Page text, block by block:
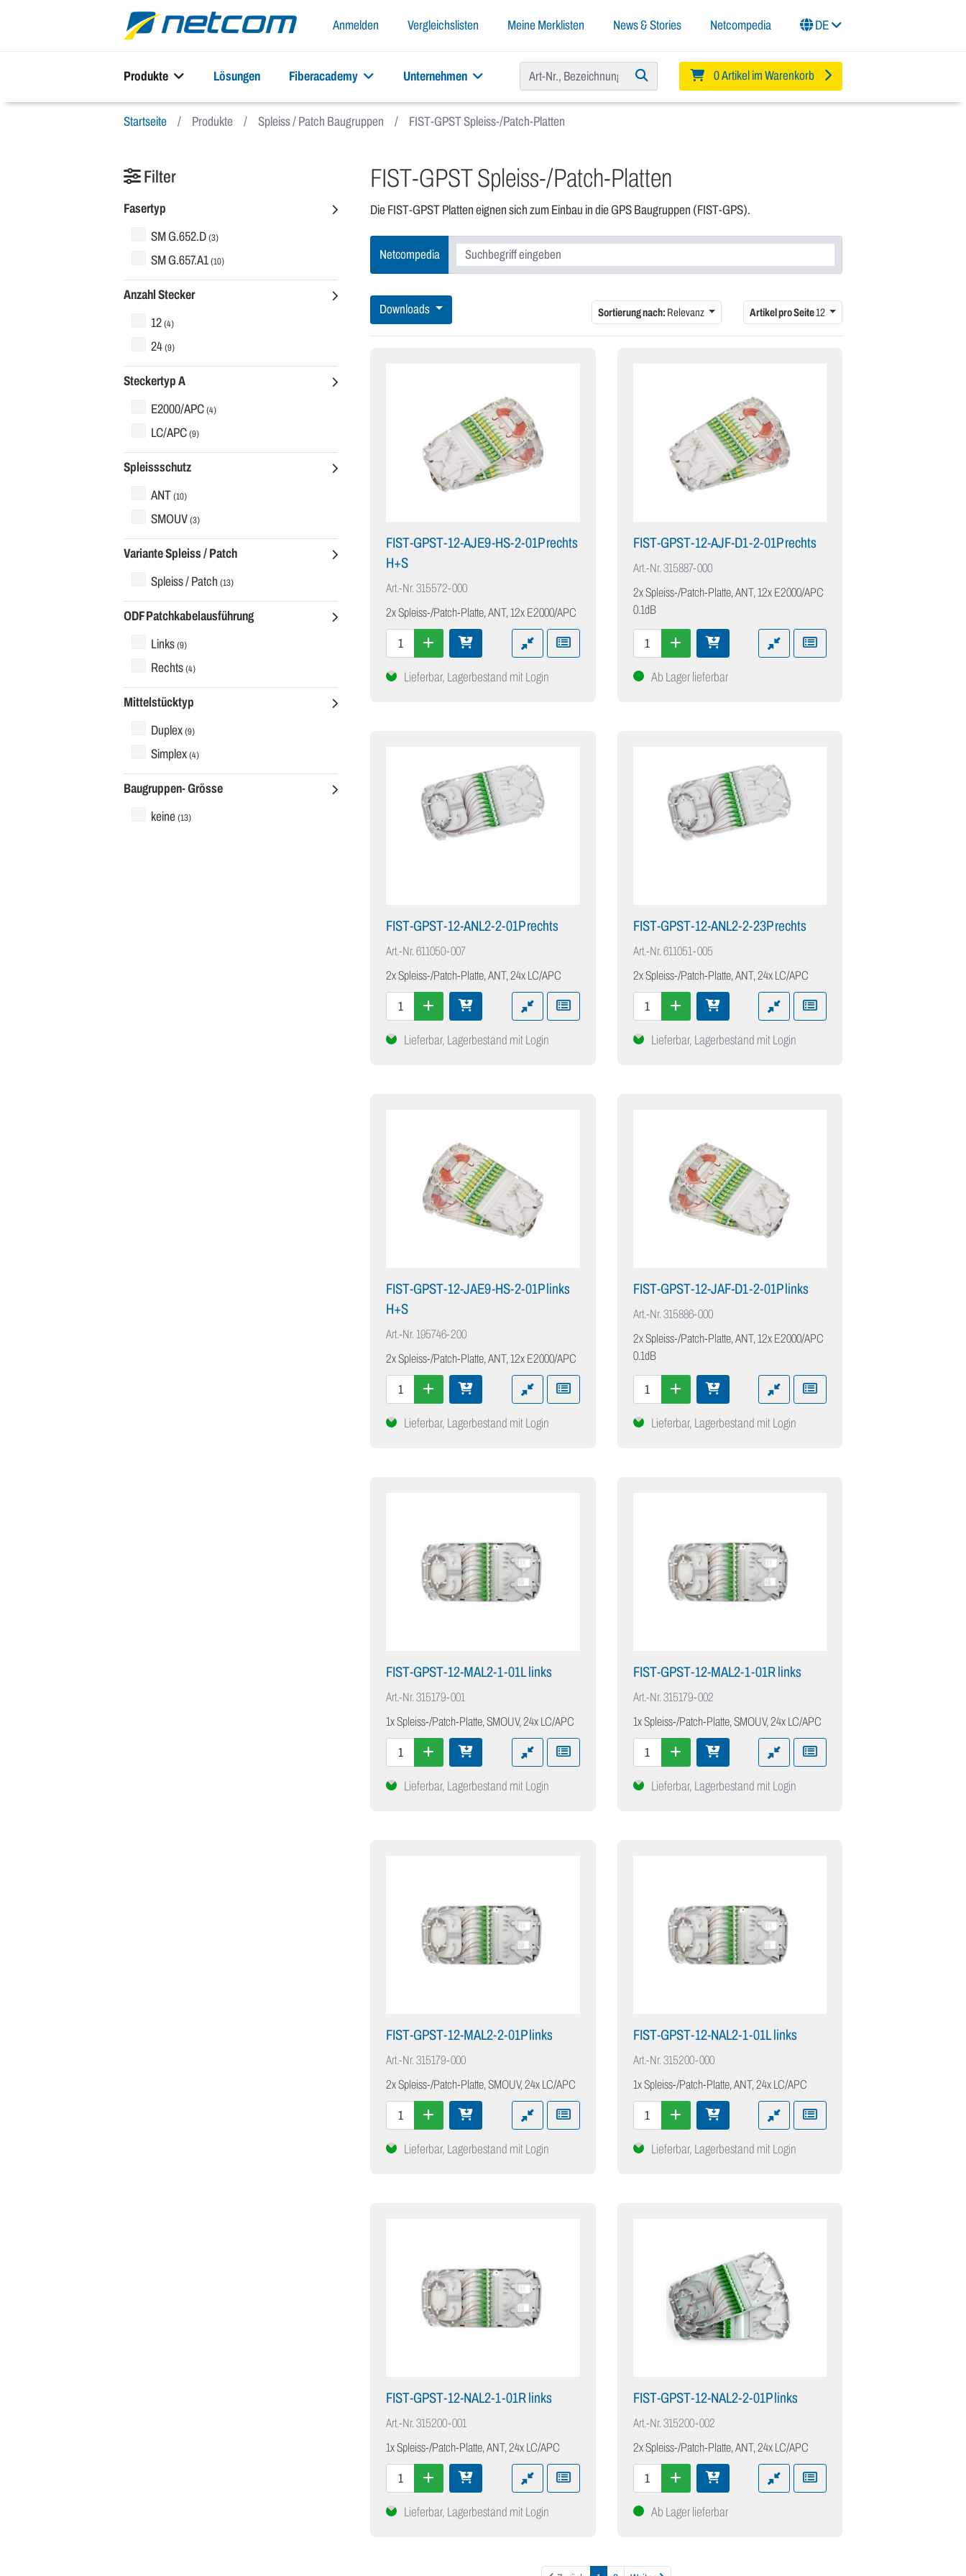
Anmelden Vergleichslisten Meine Merklisten News & Stories Netcompedia DE
Produkte Lösungen Fiberacademy Unternehmen 0 Artikel im Warenkorb
Startseite Produkte Spleiss / Patch Baugruppen FIST-GPST Spleiss-/Patch-Platten
FIST-GPST Spleiss-/Patch-Platten
Die FIST-GPST Platten eignen sich zum Einbau in die GPS Baugruppen (FIST-GPS).
Filter
Fasertyp
SM G.652.D (3)
SM G.657.A1 (10)
Anzahl Stecker
12 (4)
24 (9)
Steckertyp A
E2000/APC (4)
LC/APC (9)
Spleissschutz
ANT (10)
SMOUV (3)
Variante Spleiss / Patch
Spleiss / Patch (13)
ODF Patchkabelausführung
Links (9)
Rechts (4)
Mittelstücktyp
Duplex (9)
Simplex (4)
Baugruppen- Grösse
keine (13)
Netcompedia
Downloads Sortierung nach: Relevanz Artikel pro Seite12
FIST-GPST-12-AJE9-HS-2-01P rechts
H+S
Art.-Nr.315572-000
2x Spleiss-/Patch-Platte, ANT, 12x E2000/APC
Lieferbar, Lagerbestand mit Login
FIST-GPST-12-AJF-D1-2-01P rechts
Art.-Nr.315887-000
2x Spleiss-/Patch-Platte, ANT, 12x E2000/APC
0.1dB
Ab Lager lieferbar
FIST-GPST-12-ANL2-2-01P rechts
Art.-Nr.611050-007
2x Spleiss-/Patch-Platte, ANT, 24x LC/APC
Lieferbar, Lagerbestand mit Login
FIST-GPST-12-ANL2-2-23P rechts
Art.-Nr.611051-005
2x Spleiss-/Patch-Platte, ANT, 24x LC/APC
Lieferbar, Lagerbestand mit Login
FIST-GPST-12-JAE9-HS-2-01P links
H+S
Art.-Nr.195746-200
2x Spleiss-/Patch-Platte, ANT, 12x E2000/APC
Lieferbar, Lagerbestand mit Login
FIST-GPST-12-JAF-D1-2-01P links
Art.-Nr.315886-000
2x Spleiss-/Patch-Platte, ANT, 12x E2000/APC
0.1dB
Lieferbar, Lagerbestand mit Login
FIST-GPST-12-MAL2-1-01L links
Art.-Nr.315179-001
1x Spleiss-/Patch-Platte, SMOUV, 24x LC/APC
Lieferbar, Lagerbestand mit Login
FIST-GPST-12-MAL2-1-01R links
Art.-Nr.315179-002
1x Spleiss-/Patch-Platte, SMOUV, 24x LC/APC
Lieferbar, Lagerbestand mit Login
FIST-GPST-12-MAL2-2-01P links
Art.-Nr.315179-000
2x Spleiss-/Patch-Platte, SMOUV, 24x LC/APC
Lieferbar, Lagerbestand mit Login
FIST-GPST-12-NAL2-1-01L links
Art.-Nr.315200-000
1x Spleiss-/Patch-Platte, ANT, 24x LC/APC
Lieferbar, Lagerbestand mit Login
FIST-GPST-12-NAL2-1-01R links
Art.-Nr.315200-001
1x Spleiss-/Patch-Platte, ANT, 24x LC/APC
Lieferbar, Lagerbestand mit Login
FIST-GPST-12-NAL2-2-01P links
Art.-Nr.315200-002
2x Spleiss-/Patch-Platte, ANT, 24x LC/APC
Ab Lager lieferbar